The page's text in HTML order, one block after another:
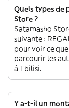
Quels types de
Store ?
Satamasho
suivante :
pour voir ce
parcourir les
à Tbilisi.
Y a-t-il un